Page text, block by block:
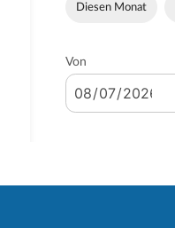
Diesen Monat
Von